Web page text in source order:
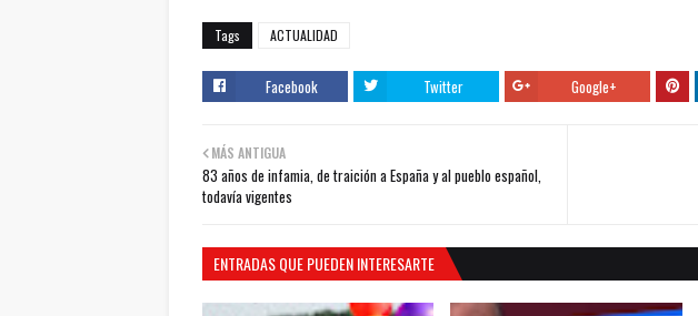
Tags ACTUALIDAD
Facebook Twitter Google+
MÁS ANTIGUA
83 años de infamia, de traición a España y al pueblo español,
todavía vigentes
ENTRADAS QUE PUEDEN INTERESARTE